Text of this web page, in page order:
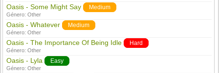
Oasis - Some Might Say Medium
Género:Other
Oasis - Whatever Medium
Género:Other
Oasis - The Importance Of Being Idle Hard
Género:Other
Oasis - Lyla Easy
Género:Other